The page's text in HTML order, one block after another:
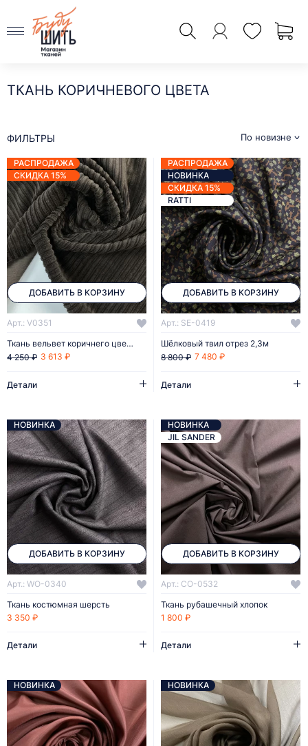
ТКАНЬ КОРИЧНЕВОГО ЦВЕТА
По новизне
ФИЛЬТРЫ
ДОБАВИТЬ В КОРЗИНУ
РАСПРОДАЖА
СКИДКА 15%
Арт.: V0351
Ткань вельвет коричнего цвета отрез 1,7м
3 613 ₽
4 250 ₽
Детали
ДОБАВИТЬ В КОРЗИНУ
РАСПРОДАЖА
НОВИНКА
СКИДКА 15%
RATTI
Арт.: SE-0419
Шёлковый твил отрез 2,3м
7 480 ₽
8 800 ₽
Детали
ДОБАВИТЬ В КОРЗИНУ
НОВИНКА
Арт.: WO-0340
Ткань костюмная шерсть
3 350 ₽
Детали
ДОБАВИТЬ В КОРЗИНУ
НОВИНКА
JIL SANDER
Арт.: CO-0532
Ткань рубашечный хлопок
1 800 ₽
Детали
НОВИНКА НОВИНКА